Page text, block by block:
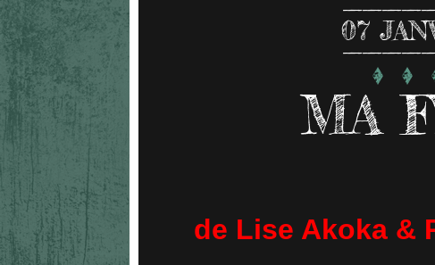
07
MA
de Lise Akoka &